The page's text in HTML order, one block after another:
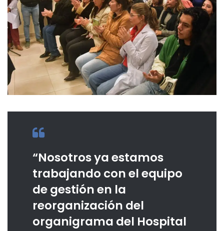
“Nosotros ya estamos
trabajando con el equipo
de gestión en la
reorganización del
organigrama del Hospital